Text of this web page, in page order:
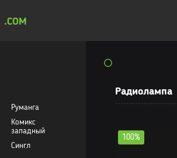
.COM
Радиолампа
100%
Руманга
Комикс
западный
Сингл